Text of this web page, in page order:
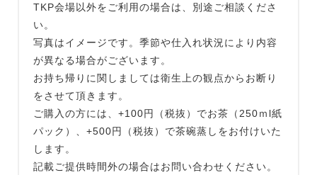
TKP会場以外をご利用の場合は、別途ご相談くださ
い。
写真はイメージです。季節や仕入れ状況により内容
が異なる場合がございます。
お持ち帰りに関しましては衛生上の観点からお断り
をさせて頂きます。
ご購入の方には、+100円（税抜）でお茶（250ｍl紙
パック）、+500円（税抜）で茶碗蒸しをお付けいた
します。
記載ご提供時間外の場合はお問い合わせください。